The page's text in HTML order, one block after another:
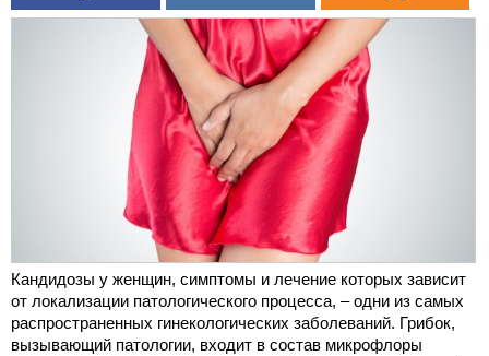
Кандидозы у женщин, симптомы и лечение которых зависит
от локализации патологического процесса, – одни из самых
распространенных гинекологических заболеваний. Грибок,
вызывающий патологии, входит в состав микрофлоры